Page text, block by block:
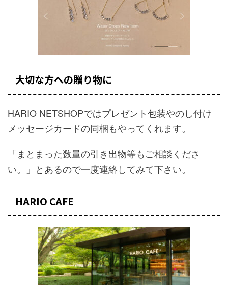
大切な方への贈り物に
HARIO NETSHOPではプレゼント包装やのし付け
メッセージカードの同梱もやってくれます。
「まとまった数量の引き出物等もご相談くださ
い。」とあるので一度連絡してみて下さい。
HARIO CAFE